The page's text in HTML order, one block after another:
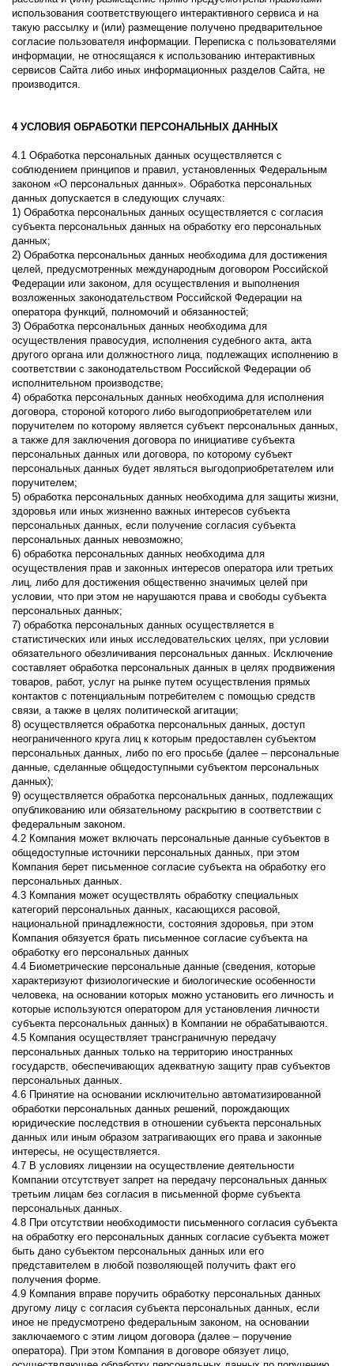
использования соответствующего интерактивного сервиса и на
такую рассылку и (или) размещение получено предварительное
согласие пользователя информации. Переписка с пользователями
информации, не относящаяся к использованию интерактивных
сервисов Сайта либо иных информационных разделов Сайта, не
производится.
4 УСЛОВИЯ ОБРАБОТКИ ПЕРСОНАЛЬНЫХ ДАННЫХ
4.1 Обработка персональных данных осуществляется с
соблюдением принципов и правил, установленных Федеральным
законом «О персональных данных». Обработка персональных
данных допускается в следующих случаях:
1) Обработка персональных данных осуществляется с согласия
субъекта персональных данных на обработку его персональных
данных;
2) Обработка персональных данных необходима для достижения
целей, предусмотренных международным договором Российской
Федерации или законом, для осуществления и выполнения
возложенных законодательством Российской Федерации на
оператора функций, полномочий и обязанностей;
3) Обработка персональных данных необходима для
осуществления правосудия, исполнения судебного акта, акта
другого органа или должностного лица, подлежащих исполнению в
соответствии с законодательством Российской Федерации об
исполнительном производстве;
4) обработка персональных данных необходима для исполнения
договора, стороной которого либо выгодоприобретателем или
поручителем по которому является субъект персональных данных,
а также для заключения договора по инициативе субъекта
персональных данных или договора, по которому субъект
персональных данных будет являться выгодоприобретателем или
поручителем;
5) обработка персональных данных необходима для защиты жизни,
здоровья или иных жизненно важных интересов субъекта
персональных данных, если получение согласия субъекта
персональных данных невозможно;
6) обработка персональных данных необходима для
осуществления прав и законных интересов оператора или третьих
лиц, либо для достижения общественно значимых целей при
условии, что при этом не нарушаются права и свободы субъекта
персональных данных;
7) обработка персональных данных осуществляется в
статистических или иных исследовательских целях, при условии
обязательного обезличивания персональных данных. Исключение
составляет обработка персональных данных в целях продвижения
товаров, работ, услуг на рынке путем осуществления прямых
контактов с потенциальным потребителем с помощью средств
связи, а также в целях политической агитации;
8) осуществляется обработка персональных данных, доступ
неограниченного круга лиц к которым предоставлен субъектом
персональных данных, либо по его просьбе (далее – персональные
данные, сделанные общедоступными субъектом персональных
данных);
9) осуществляется обработка персональных данных, подлежащих
опубликованию или обязательному раскрытию в соответствии с
федеральным законом.
4.2 Компания может включать персональные данные субъектов в
общедоступные источники персональных данных, при этом
Компания берет письменное согласие субъекта на обработку его
персональных данных.
4.3 Компания может осуществлять обработку специальных
категорий персональных данных, касающихся расовой,
национальной принадлежности, состояния здоровья, при этом
Компания обязуется брать письменное согласие субъекта на
обработку его персональных данных
4.4 Биометрические персональные данные (сведения, которые
характеризуют физиологические и биологические особенности
человека, на основании которых можно установить его личность и
которые используются оператором для установления личности
субъекта персональных данных) в Компании не обрабатываются.
4.5 Компания осуществляет трансграничную передачу
персональных данных только на территорию иностранных
государств, обеспечивающих адекватную защиту прав субъектов
персональных данных.
4.6 Принятие на основании исключительно автоматизированной
обработки персональных данных решений, порождающих
юридические последствия в отношении субъекта персональных
данных или иным образом затрагивающих его права и законные
интересы, не осуществляется.
4.7 В условиях лицензии на осуществление деятельности
Компании отсутствует запрет на передачу персональных данных
третьим лицам без согласия в письменной форме субъекта
персональных данных.
4.8 При отсутствии необходимости письменного согласия субъекта
на обработку его персональных данных согласие субъекта может
быть дано субъектом персональных данных или его
представителем в любой позволяющей получить факт его
получения форме.
4.9 Компания вправе поручить обработку персональных данных
другому лицу с согласия субъекта персональных данных, если
иное не предусмотрено федеральным законом, на основании
заключаемого с этим лицом договора (далее – поручение
оператора). При этом Компания в договоре обязует лицо,